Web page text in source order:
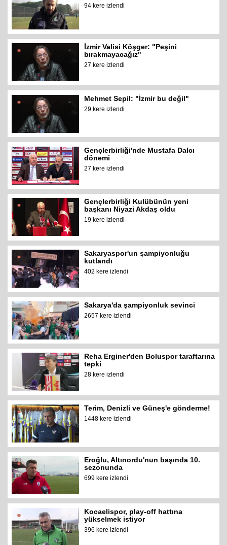
94 kere izlendi
İzmir Valisi Köşger: "Peşini
bırakmayacağız"
27 kere izlendi
Mehmet Sepil: "İzmir bu değil"
29 kere izlendi
Gençlerbirliği'nde Mustafa Dalcı
dönemi
27 kere izlendi
Gençlerbirliği Kulübünün yeni
başkanı Niyazi Akdaş oldu
19 kere izlendi
Sakaryaspor'un şampiyonluğu
kutlandı
402 kere izlendi
Sakarya'da şampiyonluk sevinci
2657 kere izlendi
Reha Erginer'den Boluspor taraftarına
tepki
28 kere izlendi
Terim, Denizli ve Güneş'e gönderme!
1448 kere izlendi
Eroğlu, Altınordu'nun başında 10.
sezonunda
699 kere izlendi
Kocaelispor, play-off hattına
yükselmek istiyor
396 kere izlendi